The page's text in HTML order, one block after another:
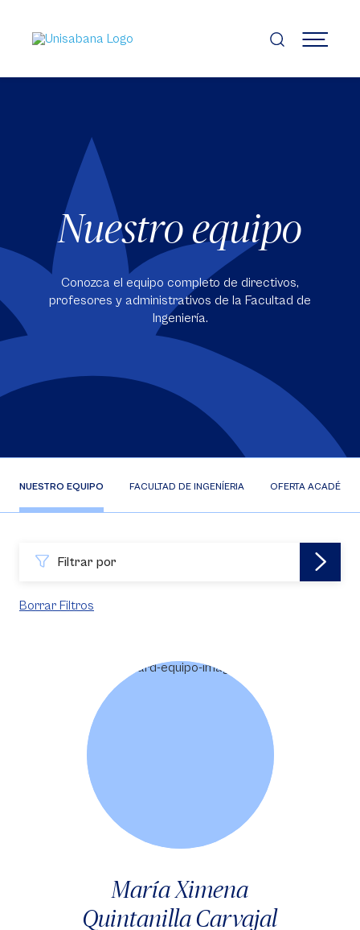
contenido
principal
MENÚ
Nuestro equipo
Conozca el equipo completo de directivos,
profesores y administrativos de la Facultad de
Ingeniería.
NUESTRO EQUIPO FACULTAD DE INGENÍERIA OFERTA
Filtrar por
Borrar Filtros
María Ximena
Quintanilla Carvajal